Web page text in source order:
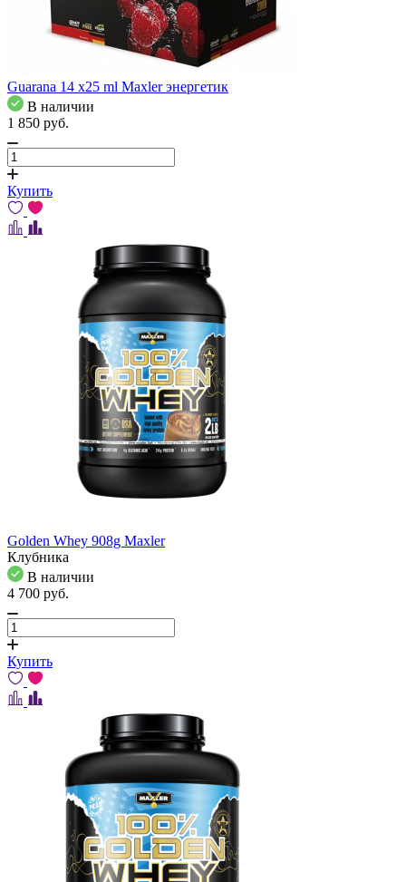
Guarana 14 x25 ml Maxler энергетик
В наличии
1 850 pуб.
Купить
Golden Whey 908g Maxler
Клубника
В наличии
4 700 pуб.
Купить